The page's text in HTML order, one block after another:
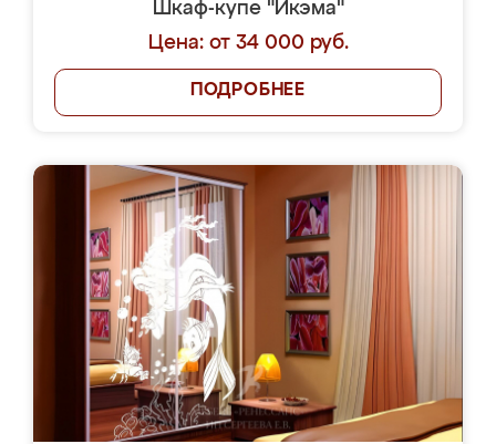
Шкаф-купе "Икэма"
Цена: от 34 000 руб.
ПОДРОБНЕЕ